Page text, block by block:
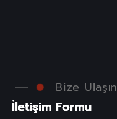
Bize Ulaşın
İletişim Formu